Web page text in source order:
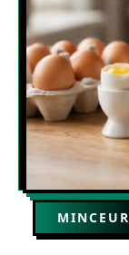
MINCEUR